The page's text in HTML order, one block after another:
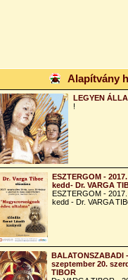
Alapítvány
LEGYEN
!
ESZTERGOM -
kedd- Dr. VARGA
ESZTERGOM -
kedd - Dr. VARGA
BALATONSZABADI
szeptember 20.
TIBOR